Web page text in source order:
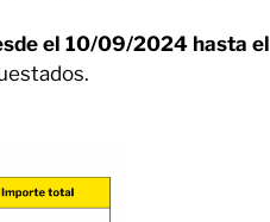
el 10/09/2024 hasta el